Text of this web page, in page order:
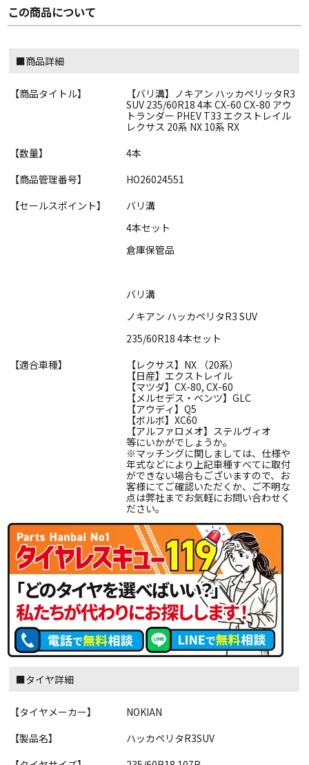
この商品について
■商品詳細
【商品タイトル】
【バリ溝】ノキアン ハッカペリッタR3
SUV 235/60R18 4本 CX-60 CX-80 アウ
トランダー PHEV T33 エクストレイル
レクサス 20系 NX 10系 RX
【数量】
4本
【商品管理番号】
HO26024551
【セールスポイント】
バリ溝
4本セット
倉庫保管品
バリ溝
ノキアン ハッカペリタR3 SUV
235/60R18 4本セット
【適合車種】
【レクサス】NX （20系）
【日産】エクストレイル
【マツダ】CX-80, CX-60
【メルセデス・ベンツ】GLC
【アウディ】Q5
【ボルボ】XC60
【アルファロメオ】ステルヴィオ
等にいかがでしょうか。
※マッチングに関しましては、仕様や
年式などにより上記車種すべてに取付
ができない場合もございますので、お
客様にてご確認いただくか、ご不明な
点は弊社までお気軽にお問い合わせく
ださい。
■タイヤ詳細
【タイヤメーカー】
NOKIAN
【製品名】
ハッカペリタR3SUV